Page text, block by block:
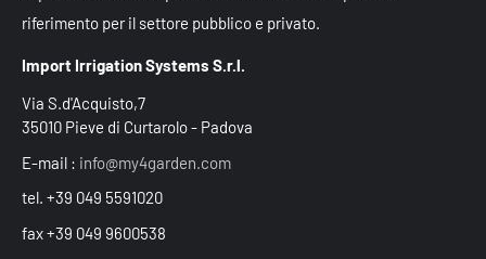
riferimento per il settore pubblico e privato.
Import Irrigation Systems S.r.l.
Via S.d'Acquisto,7
35010 Pieve di Curtarolo - Padova
E-mail : info@my4garden.com
tel. +39 049 5591020
fax +39 049 9600538